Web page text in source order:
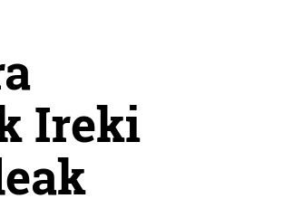
Ireki